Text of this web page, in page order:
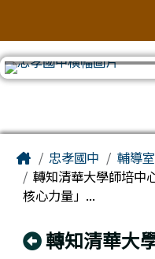
Home忠孝國中 輔導室
轉知清華大學師培中
核心力量」...
回上頁
轉知清華大